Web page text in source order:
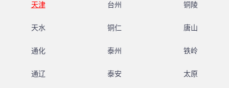
天津 台州 铜陵
天水 铜仁 唐山
通化 泰州 铁岭
通辽 泰安 太原